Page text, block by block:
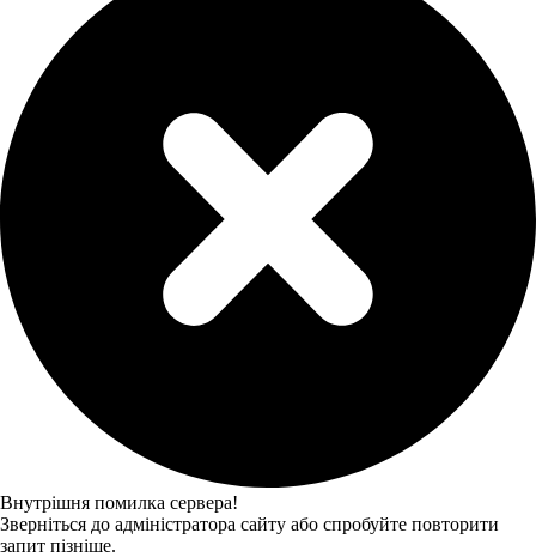
Внутрішня помилка сервера!
Зверніться до адміністратора сайту або спробуйте повторити
запит пізніше.